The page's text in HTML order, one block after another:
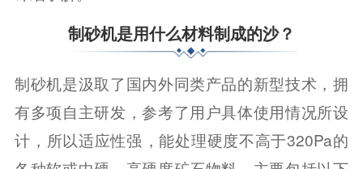
制砂机是用什么材料制成的沙？
制砂机是汲取了国内外同类产品的新型技术，拥
有多项自主研发，参考了用户具体使用情况所设
计，所以适应性强‌，能处理硬度不高于320Pa的